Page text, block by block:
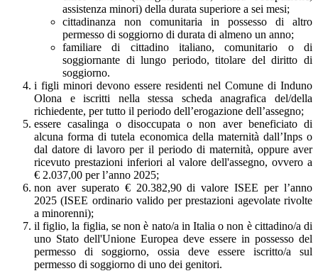
assistenza minori) della durata superiore a sei mesi;
cittadinanza non comunitaria in possesso di altro
permesso di soggiorno di durata di almeno un anno;
familiare di cittadino italiano, comunitario o di
soggiornante di lungo periodo, titolare del diritto di
soggiorno.
i figli minori devono essere residenti nel Comune di Induno
Olona e iscritti nella stessa scheda anagrafica del/della
richiedente, per tutto il periodo dell’erogazione dell’assegno;
essere casalinga o disoccupata o non aver beneficiato di
alcuna forma di tutela economica della maternità dall’Inps o
dal datore di lavoro per il periodo di maternità, oppure aver
ricevuto prestazioni inferiori al valore dell'assegno, ovvero a
€ 2.037,00 per l’anno 2025;
non aver superato € 20.382,90 di valore ISEE per l’anno
2025 (ISEE ordinario valido per prestazioni agevolate rivolte
a minorenni);
il figlio, la figlia, se non è nato/a in Italia o non è cittadino/a di
uno Stato dell'Unione Europea deve essere in possesso del
permesso di soggiorno, ossia deve essere iscritto/a sul
permesso di soggiorno di uno dei genitori.